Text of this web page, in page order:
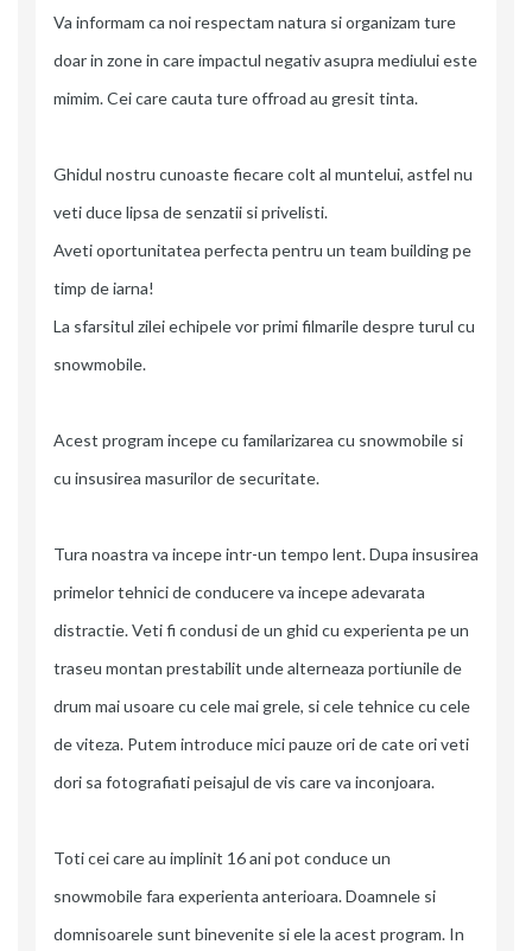
Va informam ca noi respectam natura si organizam ture
doar in zone in care impactul negativ asupra mediului este
mimim. Cei care cauta ture offroad au gresit tinta.
Ghidul nostru cunoaste fiecare colt al muntelui, astfel nu
veti duce lipsa de senzatii si privelisti.
Aveti oportunitatea perfecta pentru un team building pe
timp de iarna!
La sfarsitul zilei echipele vor primi filmarile despre turul cu
snowmobile.
Acest program incepe cu familarizarea cu snowmobile si
cu insusirea masurilor de securitate.
Tura noastra va incepe intr-un tempo lent. Dupa insusirea
primelor tehnici de conducere va incepe adevarata
distractie. Veti fi condusi de un ghid cu experienta pe un
traseu montan prestabilit unde alterneaza portiunile de
drum mai usoare cu cele mai grele, si cele tehnice cu cele
de viteza. Putem introduce mici pauze ori de cate ori veti
dori sa fotografiati peisajul de vis care va inconjoara.
Toti cei care au implinit 16 ani pot conduce un
snowmobile fara experienta anterioara. Doamnele si
domnisoarele sunt binevenite si ele la acest program. In